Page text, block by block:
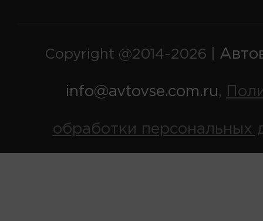
Copyright @2014-2026 |
info@avtovse.com.ru,
обработки персональных